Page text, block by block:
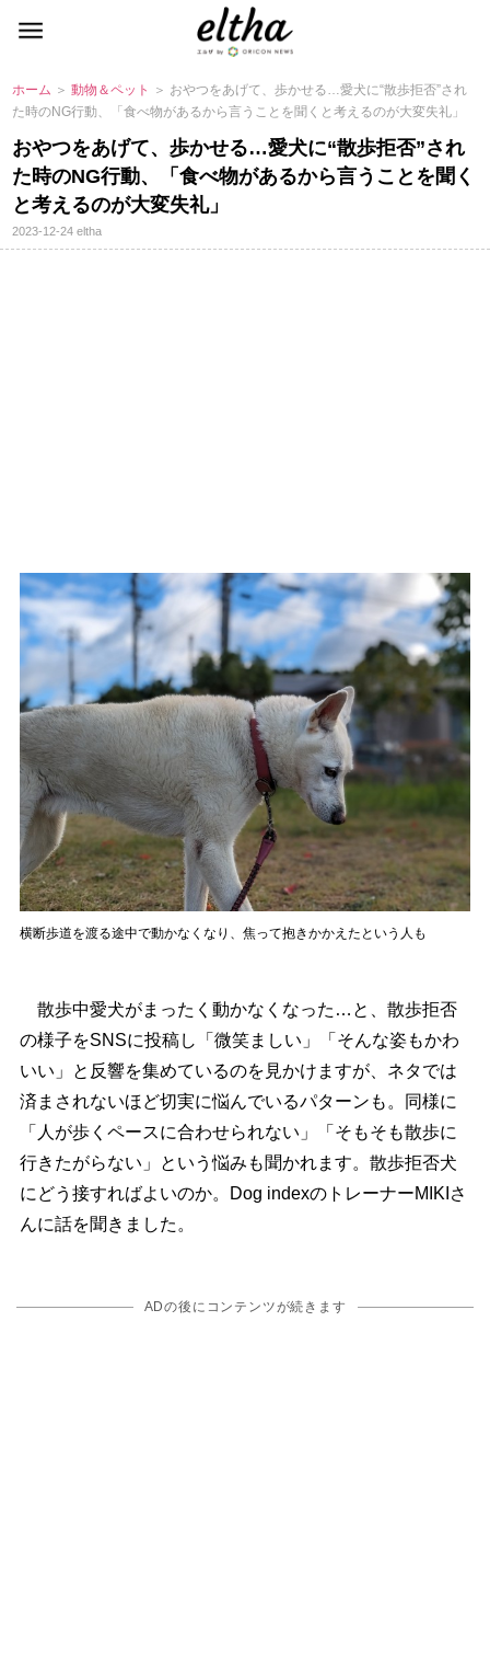
ホーム ＞動物＆ペット
＞ おやつをあげて、歩かせる…愛犬に“散歩拒否”され
た時のNG行動、「食べ物があるから言うことを聞くと考えるのが大変失礼」
おやつをあげて、歩かせる…愛犬に“散歩拒否”され
た時のNG行動、「食べ物があるから言うことを聞く
と考えるのが大変失礼」
2023-12-24eltha
横断歩道を渡る途中で動かなくなり、焦って抱きかかえたという人も
散歩中愛犬がまったく動かなくなった…と、散歩拒否
の様子をSNSに投稿し「微笑ましい」「そんな姿もかわ
いい」と反響を集めているのを見かけますが、ネタでは
済まされないほど切実に悩んでいるパターンも。同様に
「人が歩くペースに合わせられない」「そもそも散歩に
行きたがらない」という悩みも聞かれます。散歩拒否犬
にどう接すればよいのか。Dog indexのトレーナーMIKIさ
んに話を聞きました。
ADの後にコンテンツが続きます